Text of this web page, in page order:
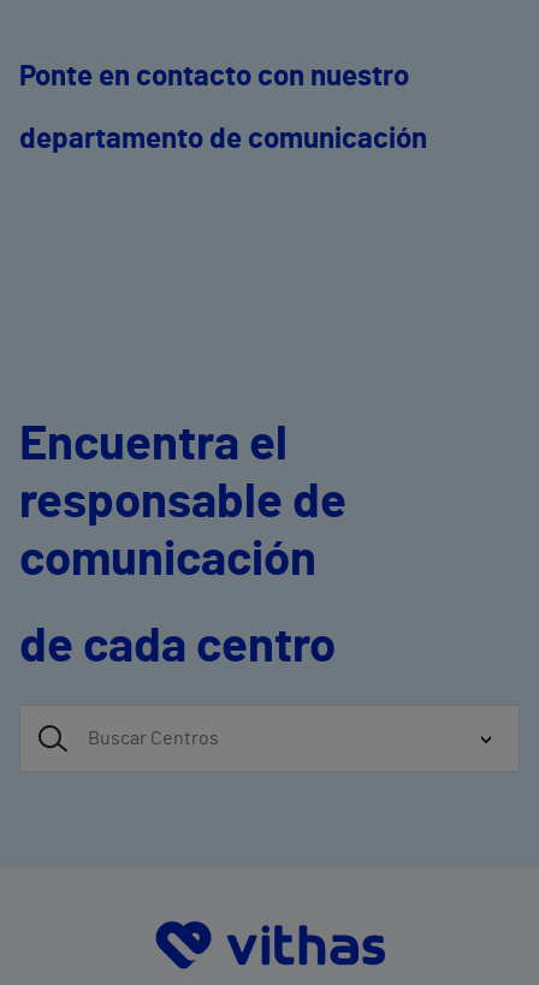
Ponte en contacto con nuestro
departamento de comunicación
Encuentra el
responsable de
comunicación
de cada centro